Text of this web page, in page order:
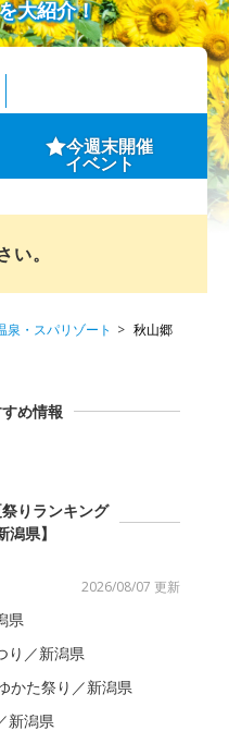
大紹介！
今週末開催
イベント
。
泉・スパリゾート 秋山郷
め情報
りランキング
潟県】
2026/08/07 更新
県
り／新潟県
かた祭り／新潟県
新潟県